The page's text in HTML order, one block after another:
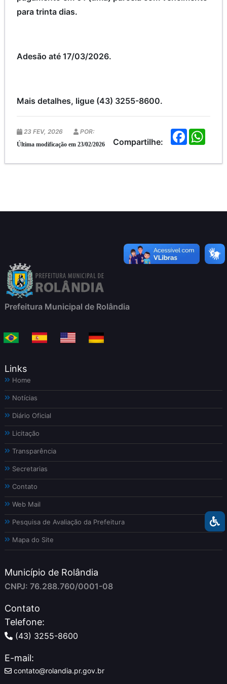
para trinta dias.
Adesão até 17/03/2026.
Mais detalhes, ligue (43) 3255-8600.
Compartilhe:
F
a
b
s
23 FEV, 2026 POR:
Última modificação em 23/02/2026
Prefeitura Municipal de Rolândia
Links
Home
Notícias
Diário Oficial
Licitação
Transparência
Secretarias
Contato
Web Mail
Pesquisa de Avaliação da Prefeitura
Mapa do Site
Município de Rolândia
CNPJ: 76.288.760/0001-08
Contato
Telefone:
(43) 3255-8600
E-mail:
contato@rolandia.pr.gov.br